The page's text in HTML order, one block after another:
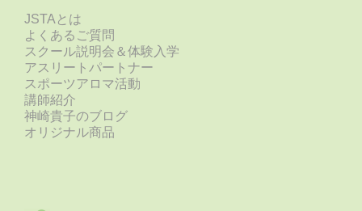
JSTAとは
よくあるご質問
スクール説明会＆体験入学
アスリートパートナー
スポーツアロマ活動
講師紹介
神崎貴子のブログ
オリジナル商品